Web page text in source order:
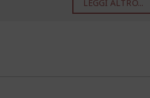
LEGGI ALTRO...